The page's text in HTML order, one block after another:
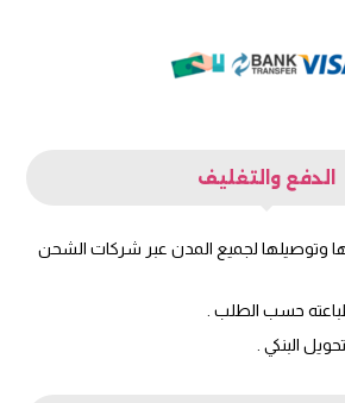
الدفع والتغليف
وتوصيلها لجميع المدن عبر شركات الشحن
حسب الطلب .
البنكي .